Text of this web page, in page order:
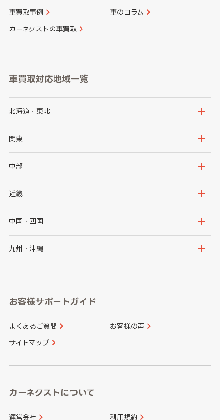
車買取事例 車のコラム
カーネクストの車買取
車買取対応地域一覧
北海道・東北
北海道
岩手県
秋田県
関東
茨城県
群馬県
千葉県
中部
新潟県
石川県
山梨県
愛知県
近畿
大阪府
京都府
和歌山県
中国・四国
鳥取県
山口県
香川県 愛媛県
九州・沖縄
長崎県
大分県 宮崎県
お客様サポートガイド
よくあるご質問 お客様の声
サイトマップ
カーネクストについて
運営会社 利用規約